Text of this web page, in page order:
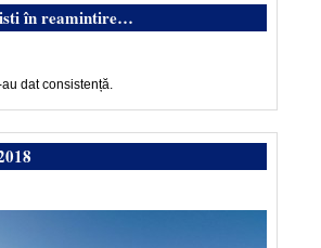
în reamintire…
dat consistență.